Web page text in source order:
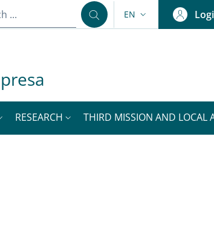
LANGUAGE
EN
RESEARCH THIRD MISSION AND LOCAL